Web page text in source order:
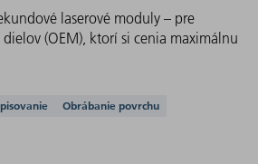
laserové moduly – pre
(OEM), ktorí si cenia maximálnu
Obrábanie povrchu